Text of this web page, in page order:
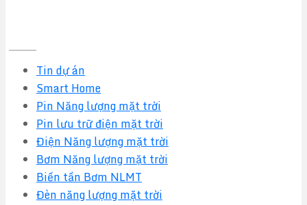
Tin dự án
Smart Home
Pin Năng lượng mặt trời
Pin lưu trữ điện mặt trời
Điện Năng lượng mặt trời
Bơm Năng lượng mặt trời
Biến tần Bơm NLMT
Đèn năng lượng mặt trời